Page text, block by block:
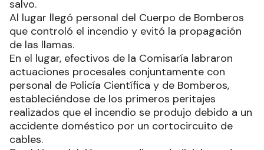
salvo.
Al lugar llegó personal del Cuerpo de Bomberos
que controló el incendio y evitó la propagación
de las llamas.
En el lugar, efectivos de la Comisaría labraron
actuaciones procesales conjuntamente con
personal de Policía Científica y de Bomberos,
estableciéndose de los primeros peritajes
realizados que el incendio se produjo debido a un
accidente doméstico por un cortocircuito de
cables.